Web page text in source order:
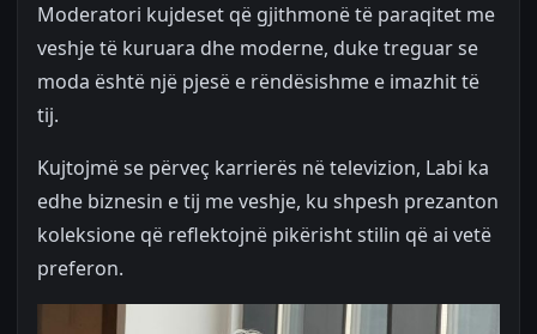
Moderatori kujdeset që gjithmonë të paraqitet me
veshje të kuruara dhe moderne, duke treguar se
moda është një pjesë e rëndësishme e imazhit të
tij.
Kujtojmë se përveç karrierës në televizion, Labi ka
edhe biznesin e tij me veshje, ku shpesh prezanton
koleksione që reflektojnë pikërisht stilin që ai vetë
preferon.